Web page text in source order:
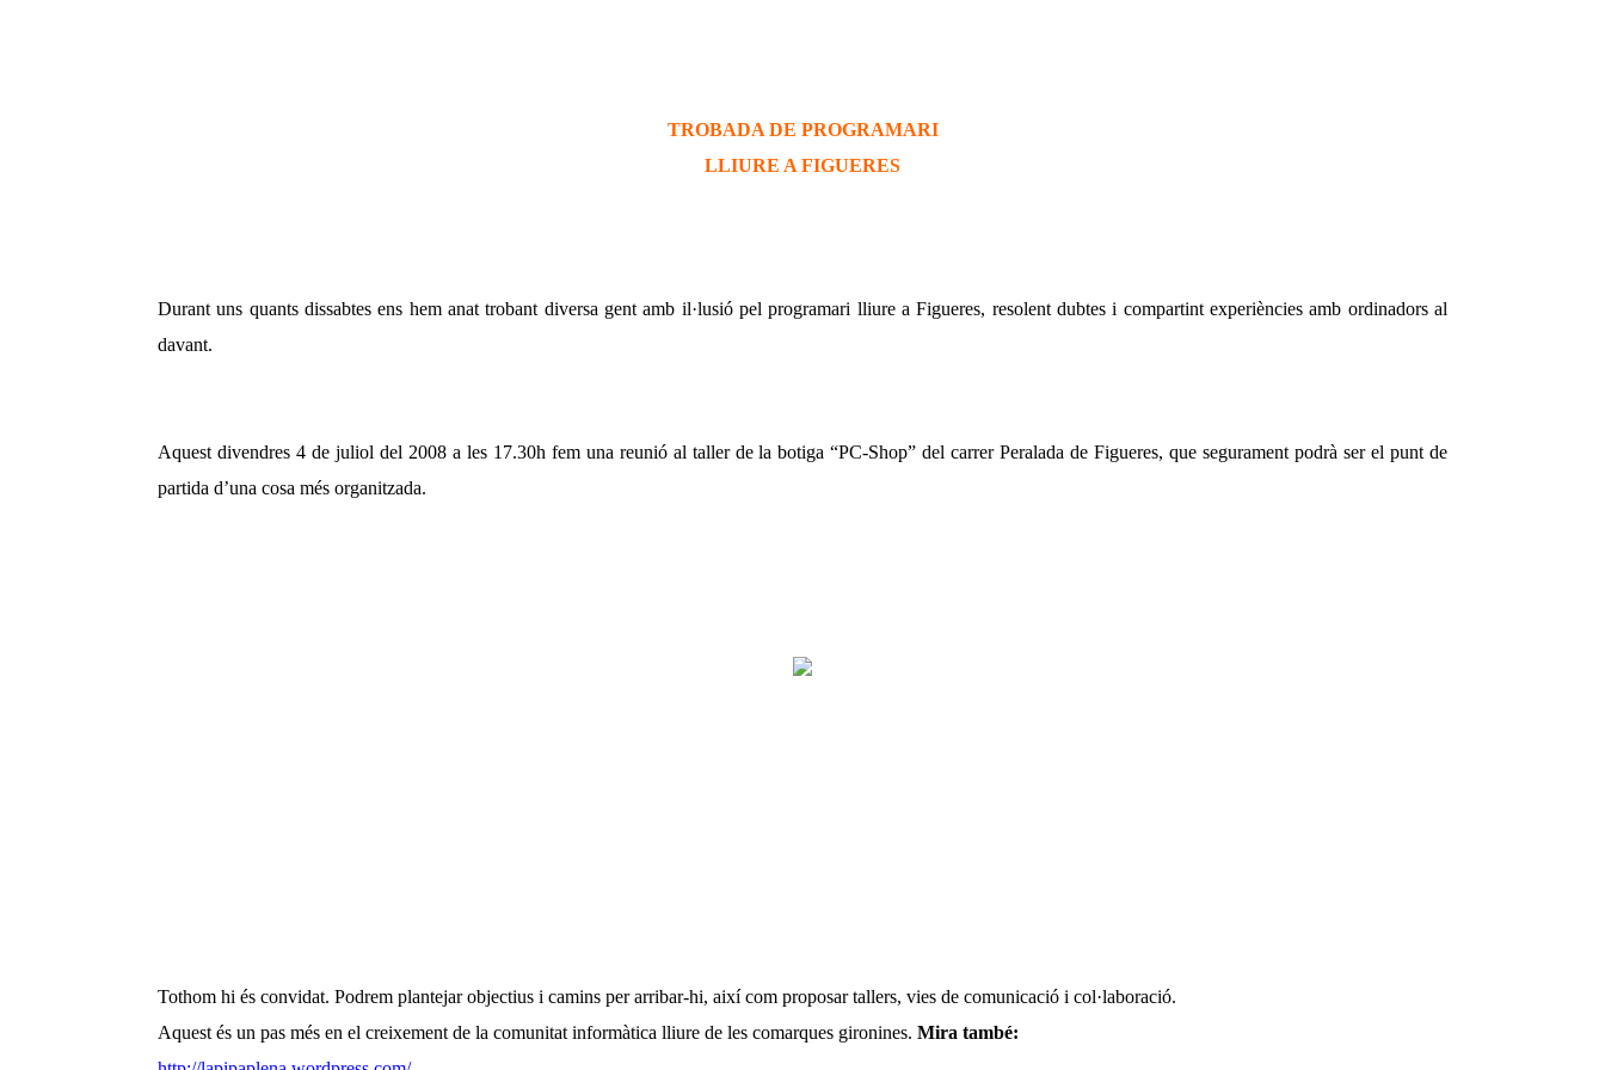
TROBADA DE PROGRAMARI
LLIURE A FIGUERES
Durant uns quants dissabtes ens hem anat trobant diversa gent amb il·lusió pel programari lliure a Figueres, resolent dubtes i compartint experiències amb ordinadors al
davant.
Aquest divendres 4 de juliol del 2008 a les 17.30h fem una reunió al taller de la botiga “PC-Shop” del carrer Peralada de Figueres, que segurament podrà ser el punt de
partida d’una cosa més organitzada.
Tothom hi és convidat. Podrem plantejar objectius i camins per arribar-hi, així com proposar tallers, vies de comunicació i col·laboració.
Aquest és un pas més en el creixement de la comunitat informàtica lliure de les comarques gironines. Mira també: